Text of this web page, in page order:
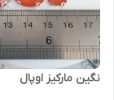
نگین مارکیز اوپال